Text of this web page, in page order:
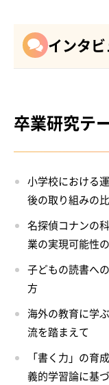
インタ
卒業研究テ
小学校における
後の取り組みの
名探偵コナンの
業の実現可能性
子どもの読書へ
方
海外の教育に学
流を踏まえて
「書く力」の
義的学習論に基